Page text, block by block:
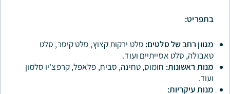
סלטים:סלט ירקות קצוץ, סלט קיסר, סלט
ועוד.
חומוס, טחינה, סביח, פלאפל, קרפצ'יו סלמון